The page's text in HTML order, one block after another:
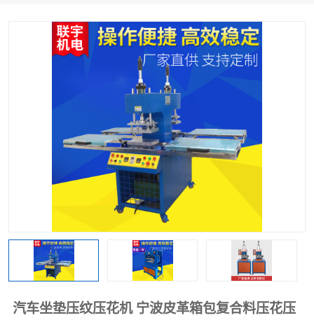
汽车坐垫压纹压花机 宁波皮革箱包复合料压花压
高频压花压标机 自动超声波打片成型机